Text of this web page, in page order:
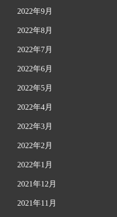
2022年9月
2022年8月
2022年7月
2022年6月
2022年5月
2022年4月
2022年3月
2022年2月
2022年1月
2021年12月
2021年11月